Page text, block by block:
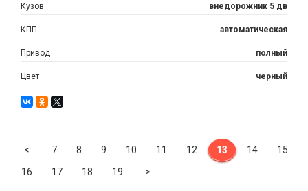
Кузов внедорожник 5 дв
КПП автоматическая
Привод полный
Цвет черный
< Previous
7 8 9 10 11 12 13 14
15
16
17 18 19 >